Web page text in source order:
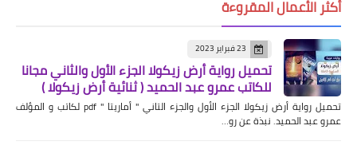
أكثر الأعمال المقروءة
23 فبراير 2023
تحميل رواية أرض زيكولا الجزء الأول والثاني مجانا
للكاتب عمرو عبد الحميد ( ثنائية أرض زيكولا )
تحميل رواية أرض زيكولا الجزء الأول والجزء التاني " أماريتا " pdf لكاتب و المؤلف
عمرو عبد الحميد. نبذة عن رو…